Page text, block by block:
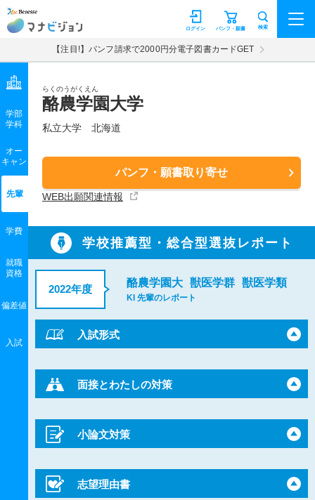
マナビジョン パンフ・願書
ログイン 検索
【注目!】パンフ請求で2000円分電子図書カードGET
らくのうがくえん
酪農学園大学
私立大学 北海道
パンフ・願書取り寄せ
WEB出願関連情報
学部
学科
オー
キャン
先輩
学費
就職
資格
偏差値
入試
学校推薦型・総合型選抜レポート
2022年度
酪農学園大 獣医学群 獣医学類
KI 先輩のレポート
入試形式
面接とわたしの対策
小論文対策
志望理由書